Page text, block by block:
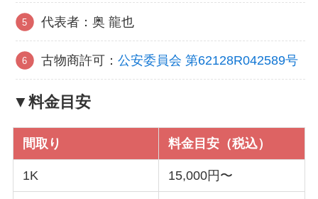
代表者：奥 龍也
古物商許可：公安委員会 第62128R042589号
▼料金目安
間取り 料金目安（税込）
1K 15,000円〜